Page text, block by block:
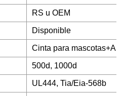
RS u OEM
Disponible
Cinta para
500d, 1000d
UL444, Tia/Eia-568b